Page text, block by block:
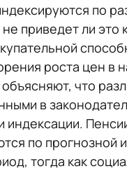
по
приведет ли это
роста цен в
что
в
индексации.
по прогнозной
тогда как